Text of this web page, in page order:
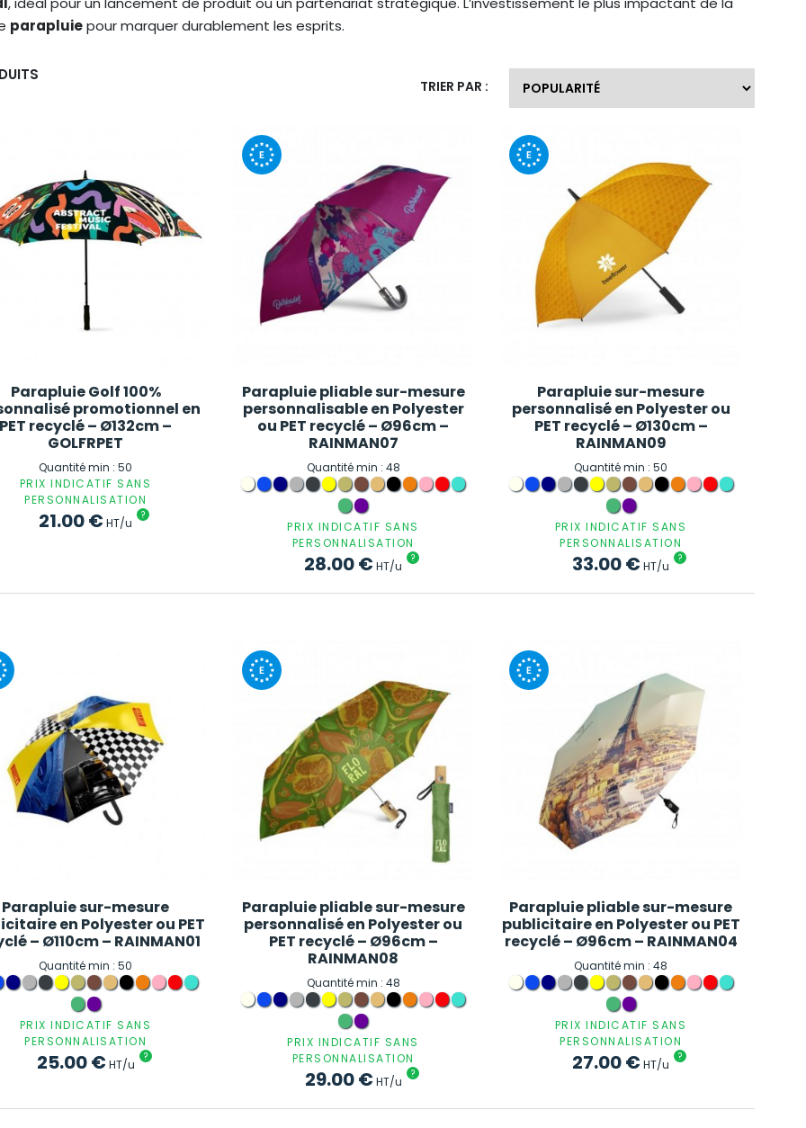
parapluiepour marquer durablement les esprits.
TRIER PAR :
Parapluie Golf 100%
promotionnel en
PET recyclé – Ø132cm –
GOLFRPET
Quantité min : 50
PRIX INDICATIF SANS
PERSONNALISATION
21.00€HT/u
?
Parapluie pliable sur-mesure
personnalisable en Polyester
ou PET recyclé – Ø96cm –
RAINMAN07
Quantité min : 48
PRIX INDICATIF SANS
PERSONNALISATION
28.00€HT/u
?
Parapluie sur-mesure
personnalisé en Polyester ou
PET recyclé – Ø130cm –
RAINMAN09
Quantité min : 50
PRIX INDICATIF SANS
PERSONNALISATION
33.00€HT/u
?
Parapluie sur-mesure
en Polyester ou PET
– Ø110cm – RAINMAN01
Quantité min : 50
PRIX INDICATIF SANS
PERSONNALISATION
25.00€HT/u
?
Parapluie pliable sur-mesure
personnalisé en Polyester ou
PET recyclé – Ø96cm –
RAINMAN08
Quantité min : 48
PRIX INDICATIF SANS
PERSONNALISATION
29.00€HT/u
?
Parapluie pliable sur-mesure
publicitaire en Polyester ou PET
recyclé – Ø96cm – RAINMAN04
Quantité min : 48
PRIX INDICATIF SANS
PERSONNALISATION
27.00€HT/u
?